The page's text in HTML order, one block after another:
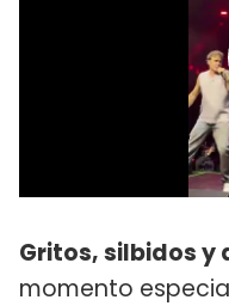
Gritos, silbidos y
momento